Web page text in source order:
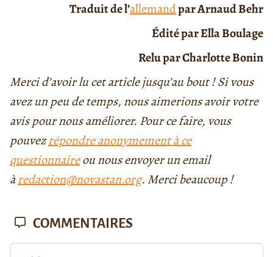
Traduit de l’allemandpar Arnaud Behr
Édité par Ella Boulage
Relu par Charlotte Bonin
Merci d’avoir lu cet article jusqu’au bout ! Si vous
avez un peu de temps, nous aimerions avoir votre
avis pour nous améliorer. Pour ce faire, vous
pouvezrépondre anonymement à ce
questionnaireou nous envoyer un email
àredaction@novastan.org. Merci beaucoup !
COMMENTAIRES